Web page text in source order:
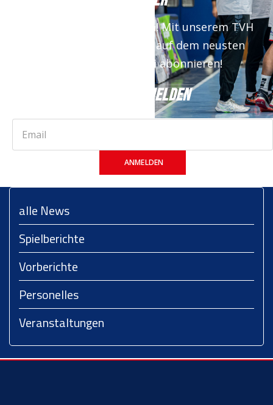
Keine News mehr verpassen! Mit unserem TVH
Newsletter bist du immer auf dem neusten
Stand. Jetzt kostenfrei abonnieren!
JETZT ANMELDEN
ANMELDEN
alle News
Spielberichte
Vorberichte
Personelles
Veranstaltungen